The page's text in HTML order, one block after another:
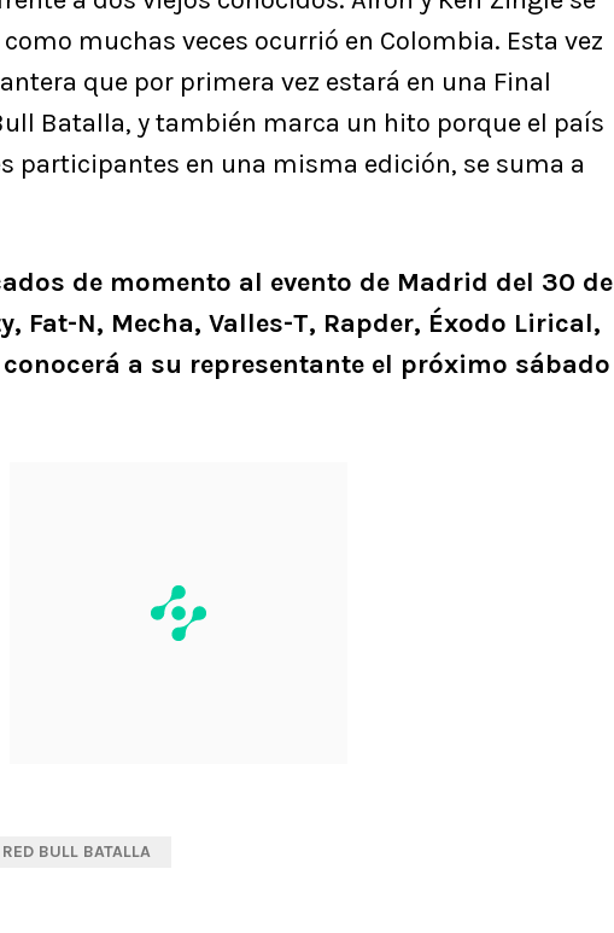
muchas veces ocurrió en Colombia. Esta vez
que por primera vez estará en una Final
Batalla, y también marca un hito porque el país
participantes en una misma edición, se suma a
de momento al evento de Madrid del 30 de
Fat-N, Mecha, Valles-T, Rapder, Éxodo Lirical,
a su representante el próximo sábado
RED BULL BATALLA